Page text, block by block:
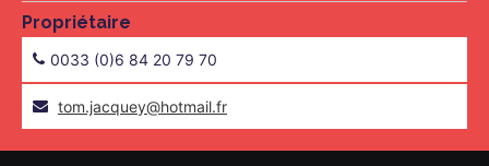
Propriétaire
0033 (0)6 84 20 79 70
rf.liamtoh@yeuqcaj.mot